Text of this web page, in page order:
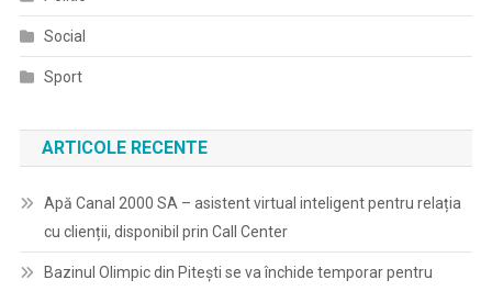
Social
Sport
ARTICOLE RECENTE
Apă Canal 2000 SA – asistent virtual inteligent pentru relația
cu clienții, disponibil prin Call Center
Bazinul Olimpic din Pitești se va închide temporar pentru